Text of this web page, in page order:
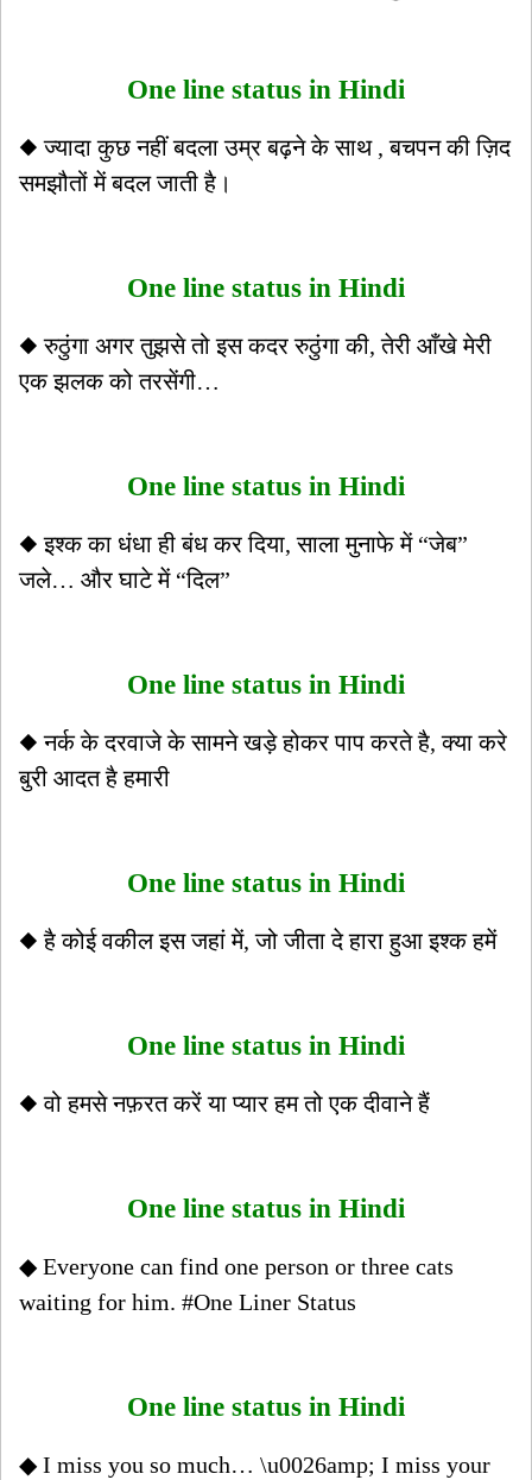
One line status in Hindi
◆ ज्यादा कुछ नहीं बदला उम्र बढ़ने के साथ , बचपन की ज़िद
समझौतों में बदल जाती है।
One line status in Hindi
◆ रुठुंगा अगर तुझसे तो इस कदर रुठुंगा की, तेरी आँखे मेरी
एक झलक को तरसेंगी…
One line status in Hindi
◆ इश्क का धंधा ही बंध कर दिया, साला मुनाफे में “जेब”
जले… और घाटे में “दिल”
One line status in Hindi
◆ नर्क के दरवाजे के सामने खड़े होकर पाप करते है, क्या करे
बुरी आदत है हमारी
One line status in Hindi
◆ है कोई वकील इस जहां में, जो जीता दे हारा हुआ इश्क हमें
One line status in Hindi
◆ वो हमसे नफ़रत करें या प्यार हम तो एक दीवाने हैं
One line status in Hindi
◆ Everyone can find one person or three cats
waiting for him. #One Liner Status
One line status in Hindi
◆ I miss you so much… \u0026amp; I miss your